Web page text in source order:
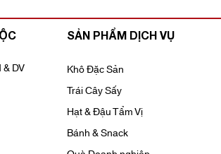
DV
SẢN PHẨM DỊCH VỤ
Khô Đặc Sản
Trái Cây Sấy
Hạt & Đậu Tẩm Vị
Bánh & Snack